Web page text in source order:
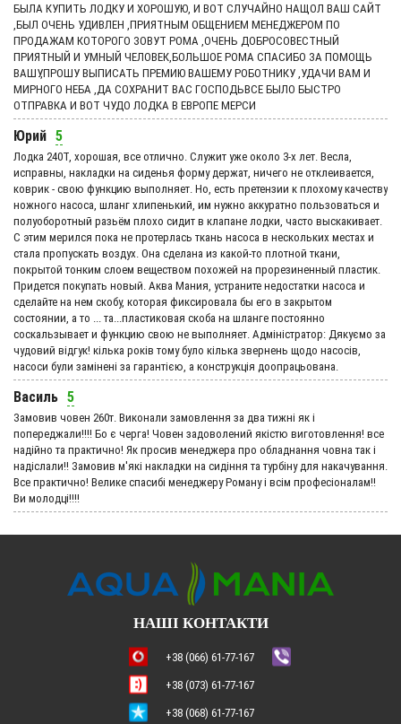
БЫЛА КУПИТЬ ЛОДКУ И ХОРОШУЮ, И ВОТ СЛУЧАЙНО НАЩОЛ ВАШ САЙТ
,БЫЛ ОЧЕНЬ УДИВЛЕН ,ПРИЯТНЫМ ОБЩЕНИЕМ МЕНЕДЖЕРОМ ПО
ПРОДАЖАМ КОТОРОГО ЗОВУТ РОМА ,ОЧЕНЬ ДОБРОСОВЕСТНЫЙ
ПРИЯТНЫЙ И УМНЫЙ ЧЕЛОВЕК,БОЛЬШОЕ РОМА СПАСИБО ЗА ПОМОЩЬ
ВАШУ,ПРОШУ ВЫПИСАТЬ ПРЕМИЮ ВАШЕМУ РОБОТНИКУ ,УДАЧИ ВАМ И
МИРНОГО НЕБА ,ДА СОХРАНИТ ВАС ГОСПОДЬВСЕ БЫЛО БЫСТРО
ОТПРАВКА И ВОТ ЧУДО ЛОДКА В ЕВРОПЕ МЕРСИ
Юрий 5
Лодка 240Т, хорошая, все отлично. Служит уже около 3-х лет. Весла,
исправны, накладки на сиденья форму держат, ничего не отклеивается,
коврик - свою функцию выполняет. Но, есть претензии к плохому качеству
ножного насоса, шланг хлипенький, им нужно аккуратно пользоваться и
полуоборотный разьём плохо сидит в клапане лодки, часто выскакивает.
С этим мерился пока не протерлась ткань насоса в нескольких местах и
стала пропускать воздух. Она сделана из какой-то плотной ткани,
покрытой тонким слоем веществом похожей на прорезиненный пластик.
Придется покупать новый. Аква Мания, устраните недостатки насоса и
сделайте на нем скобу, которая фиксировала бы его в закрытом
состоянии, а то ... та...пластиковая скоба на шланге постоянно
соскальзывает и функцию свою не выполняет. Адмiнiстратор: Дякуємо за
чудовий вiдгук! кілька років тому було кілька звернень щодо насосів,
насоси були замінені за гарантією, а конструкція доопрацьована.
Василь 5
Замовив човен 260т. Виконали замовлення за два тижні як і
попереджали!!!! Бо є черга! Човен задоволений якістю виготовлення! все
надійно та практично! Як просив менеджера про обладнання човна так і
надіслали!! Замовив м'які накладки на сидіння та турбіну для накачування.
Все практично! Велике спасибі менеджеру Роману і всім професіоналам!!
Ви молодці!!!!
НАШІ КОНТАКТИ
+38 (066) 61-77-167
+38 (073) 61-77-167
+38 (068) 61-77-167